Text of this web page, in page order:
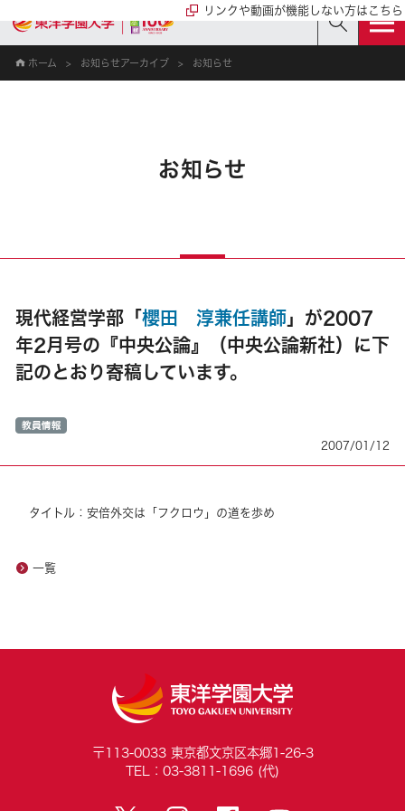
ホーム お知らせアーカイブ お知らせ
お知らせ
現代経営学部「 櫻田 淳兼任講師 」が2007
年2月号の『中央公論』（中央公論新社）に下
記のとおり寄稿しています。
2007/01/12
リンクや動画が機能しない方はこちら
タイトル：安倍外交は「フクロウ」の道を歩め
一覧
〒113-0033 東京都文京区本郷1-26-3
TEL：03-3811-1696 (代)